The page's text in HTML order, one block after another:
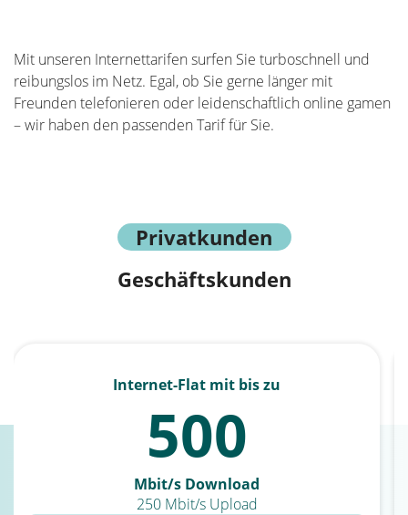
Mit unseren Internettarifen surfen Sie turboschnell und
reibungslos im Netz. Egal, ob Sie gerne länger mit
Freunden telefonieren oder leidenschaftlich online gamen
– wir haben den passenden Tarif für Sie.
Privatkunden
Geschäftskunden
Internet-Flat mit bis zu
500
Mbit/s Download
250 Mbit/s Upload